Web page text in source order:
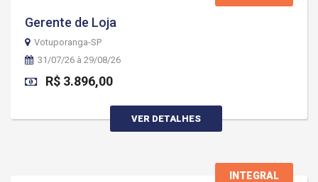
Gerente de Loja
Votuporanga-SP
31/07/26 à 29/08/26
R$ 3.896,00
VER DETALHES
INTEGRAL